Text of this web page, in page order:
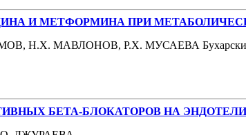
И МЕТФОРМИНА ПРИ
МАВЛОНОВ, Р.Х. МУСАЕВА Бухарский
БЕТА-БЛОКАТОРОВ НА